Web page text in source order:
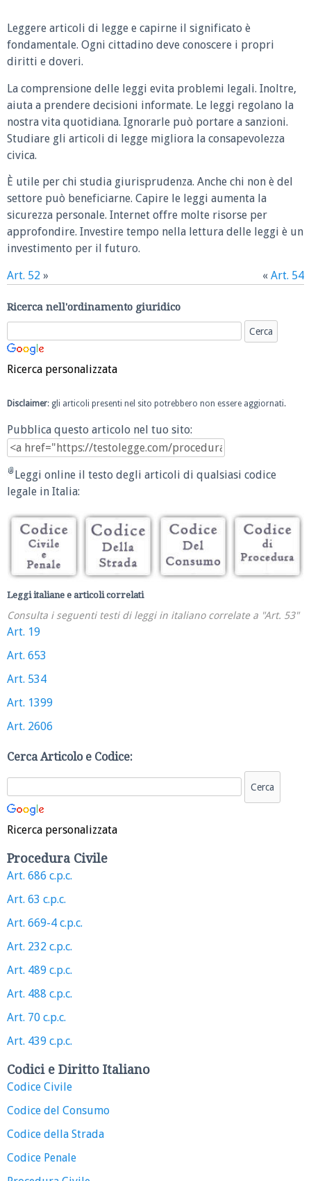
Leggere articoli di legge e capirne il significato è
fondamentale. Ogni cittadino deve conoscere i propri
diritti e doveri.
La comprensione delle leggi evita problemi legali. Inoltre,
aiuta a prendere decisioni informate. Le leggi regolano la
nostra vita quotidiana. Ignorarle può portare a sanzioni.
Studiare gli articoli di legge migliora la consapevolezza
civica.
È utile per chi studia giurisprudenza. Anche chi non è del
settore può beneficiarne. Capire le leggi aumenta la
sicurezza personale. Internet offre molte risorse per
approfondire. Investire tempo nella lettura delle leggi è un
investimento per il futuro.
Art. 52 » « Art. 54
Ricerca nell'ordinamento giuridico
Ricerca personalizzata
Disclaimer: gli articoli presenti nel sito potrebbero non essere aggiornati.
Pubblica questo articolo nel tuo sito:
Leggi online il testo degli articoli di qualsiasi codice
legale in Italia:
Leggi italiane e articoli correlati
Consulta i seguenti testi di leggi in italiano correlate a "Art. 53"
Art. 19
Art. 653
Art. 534
Art. 1399
Art. 2606
Cerca Articolo e Codice:
Ricerca personalizzata
Procedura Civile
Art. 686 c.p.c.
Art. 63 c.p.c.
Art. 669-4 c.p.c.
Art. 232 c.p.c.
Art. 489 c.p.c.
Art. 488 c.p.c.
Art. 70 c.p.c.
Art. 439 c.p.c.
Codici e Diritto Italiano
Codice Civile
Codice del Consumo
Codice della Strada
Codice Penale